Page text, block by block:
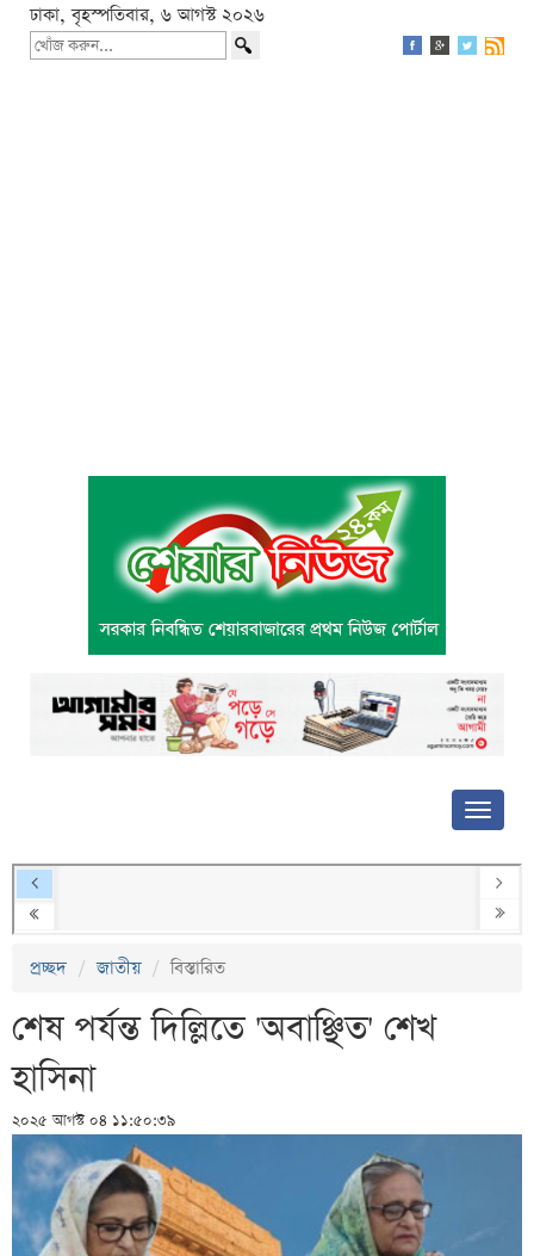
ঢাকা, বৃহস্পতিবার, ৬ আগস্ট ২০২৬
প্রচ্ছদ জাতীয় বিস্তারিত
শেষ পর্যন্ত দিল্লিতে 'অবাঞ্ছিত' শেখ
হাসিনা
২০২৫ আগস্ট ০৪ ১১:৫০:৩৯